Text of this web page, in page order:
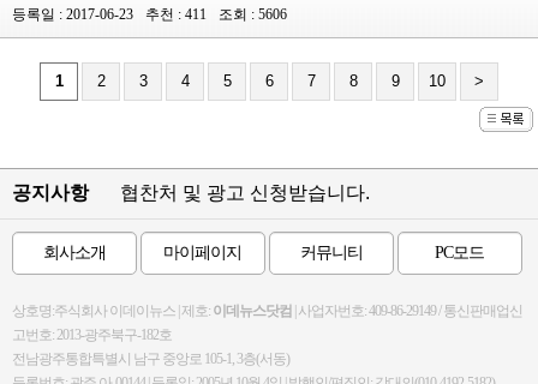
등록일 : 2017-06-23 추천 : 411 조회 : 5606
1 2 3 4 5 6 7 8 9 10 >
공지사항 협찬처 및 광고 신청받습니다.
회사소개 마이페이지 커뮤니티 PC모드
상호명:주식회사 이데이뉴스 | 제호: 이데뉴스닷컴 | 사업자번호: 409-86-29149 / 통신판매업신
고번호: 2013-광주북구-182호
전남광주통합특별시 남구 중앙로 105-1, 3층(서동)